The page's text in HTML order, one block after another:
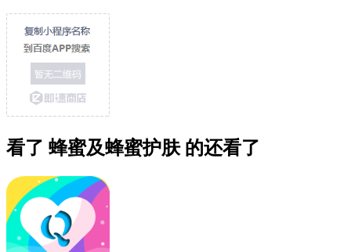
看了 蜂蜜及蜂蜜护肤 的还看了